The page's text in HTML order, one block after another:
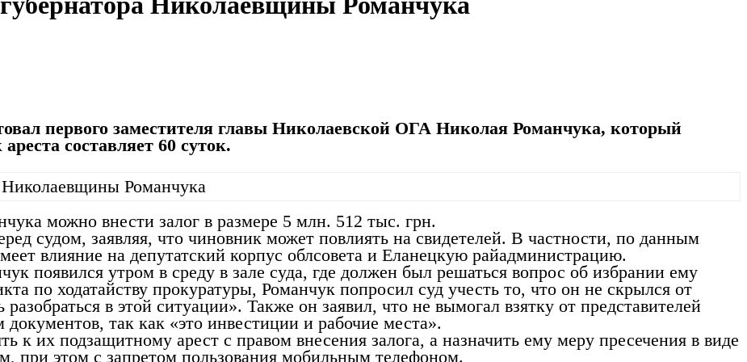
первого заместителя главы Николаевской ОГА Николая Романчука, который
составляет 60 суток.
можно внести залог в размере 5 млн. 512 тыс. грн.
судом, заявляя, что чиновник может повлиять на свидетелей. В частности, по данным
влияние на депутатский корпус облсовета и Еланецкую райадминистрацию.
появился утром в среду в зале суда, где должен был решаться вопрос об избрании ему
по ходатайству прокуратуры, Романчук попросил суд учесть то, что он не скрылся от
в этой ситуации». Также он заявил, что не вымогал взятку от представителей
так как «это инвестиции и рабочие места».
к их подзащитному арест с правом внесения залога, а назначить ему меру пресечения в виде
при этом с запретом пользования мобильным телефоном.